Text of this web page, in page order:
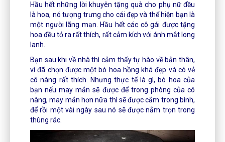
Hầu hết những lời khuyên tặng quà cho phụ nữ đều
là hoa, nó tượng trưng cho cái đẹp và thể hiện bạn là
một người lãng mạn. Hầu hết các cô gái được tặng
hoa đều tỏ ra rất thích, rất cảm kích với ánh mắt long
lanh.
Bạn sau khi về nhà thì cảm thấy tự hào về bản thân,
vì đã chọn được một bó hoa hồng khá đẹp và có vẻ
cô nàng rất thích. Nhưng thực tế là gì, bó hoa của
bạn nếu may mắn sẽ được để trong phòng của cô
nàng, may mắn hơn nữa thì sẽ được cắm trong bình,
để rồi một vài ngày sau nó sẽ được nằm trọn trong
thùng rác.